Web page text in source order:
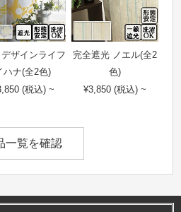
ザインライフ
ハナ(全2色)
(税込) ~
完全遮光 ノエル(全2
色)
¥3,850 (税込) ~
一覧を確認